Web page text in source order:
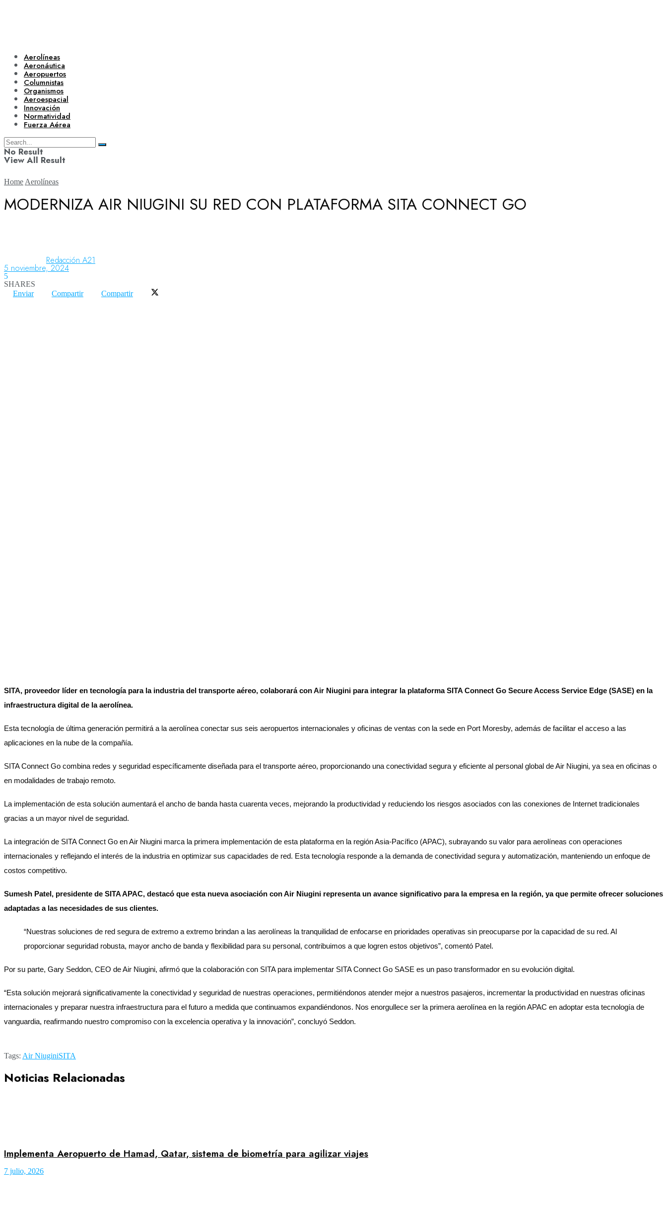
Aerolíneas
Aeronáutica
Aeropuertos
Columnistas
Organismos
Aeroespacial
Innovación
Normatividad
Fuerza Aérea
No Result
View All Result
Aeronáutica
Aeropuertos
Home Aerolíneas
MODERNIZA AIR NIUGINI SU RED CON PLATAFORMA SITA CONNECT GO
Redacción A21
5 noviembre, 2024
5
SHARES
Enviar
Compartir Compartir
SITA, proveedor líder en tecnología para la industria del transporte aéreo, colaborará con Air Niugini para integrar la plataforma SITA Connect Go Secure Access Service Edge (SASE) en la
infraestructura digital de la aerolínea.
Esta tecnología de última generación permitirá a la aerolínea conectar sus seis aeropuertos internacionales y oficinas de ventas con la sede en Port Moresby, además de facilitar el acceso a las
aplicaciones en la nube de la compañía.
SITA Connect Go combina redes y seguridad específicamente diseñada para el transporte aéreo, proporcionando una conectividad segura y eficiente al personal global de Air Niugini, ya sea en oficinas o
en modalidades de trabajo remoto.
La implementación de esta solución aumentará el ancho de banda hasta cuarenta veces, mejorando la productividad y reduciendo los riesgos asociados con las conexiones de Internet tradicionales
gracias a un mayor nivel de seguridad.
La integración de SITA Connect Go en Air Niugini marca la primera implementación de esta plataforma en la región Asia-Pacífico (APAC), subrayando su valor para aerolíneas con operaciones
internacionales y reflejando el interés de la industria en optimizar sus capacidades de red. Esta tecnología responde a la demanda de conectividad segura y automatización, manteniendo un enfoque de
costos competitivo.
Sumesh Patel, presidente de SITA APAC, destacó que esta nueva asociación con Air Niugini representa un avance significativo para la empresa en la región, ya que permite ofrecer soluciones
adaptadas a las necesidades de sus clientes.
“Nuestras soluciones de red segura de extremo a extremo brindan a las aerolíneas la tranquilidad de enfocarse en prioridades operativas sin preocuparse por la capacidad de su red. Al
proporcionar seguridad robusta, mayor ancho de banda y flexibilidad para su personal, contribuimos a que logren estos objetivos”, comentó Patel.
Por su parte, Gary Seddon, CEO de Air Niugini, afirmó que la colaboración con SITA para implementar SITA Connect Go SASE es un paso transformador en su evolución digital.
“Esta solución mejorará significativamente la conectividad y seguridad de nuestras operaciones, permitiéndonos atender mejor a nuestros pasajeros, incrementar la productividad en nuestras oficinas
internacionales y preparar nuestra infraestructura para el futuro a medida que continuamos expandiéndonos. Nos enorgullece ser la primera aerolínea en la región APAC en adoptar esta tecnología de
vanguardia, reafirmando nuestro compromiso con la excelencia operativa y la innovación”, concluyó Seddon.
Tags: Air NiuginiSITA
Noticias Relacionadas
Implementa Aeropuerto de Hamad, Qatar, sistema de biometría para agilizar viajes
7 julio, 2026